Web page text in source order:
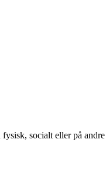
socialt eller på andre